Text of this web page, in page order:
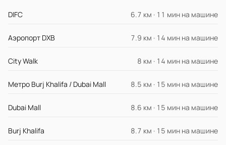
DIFC 6.7 км · 11 мин на машине
Аэропорт DXB 7.9 км · 14 мин на машине
City Walk 8 км · 14 мин на машине
Метро Burj Khalifa / Dubai Mall 8.5 км · 15 мин на машине
Dubai Mall 8.6 км · 15 мин на машине
Burj Khalifa 8.7 км · 15 мин на машине